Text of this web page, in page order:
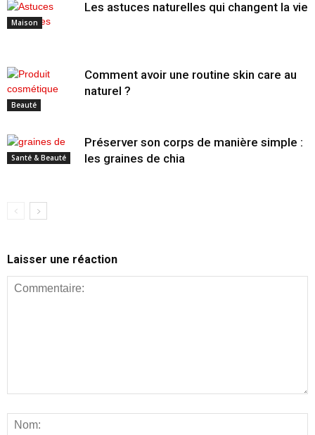
Maison
Les astuces naturelles qui changent la vie
Beauté
Comment avoir une routine skin care au
naturel ?
Santé & Beauté
Préserver son corps de manière simple :
les graines de chia
Laisser une réaction